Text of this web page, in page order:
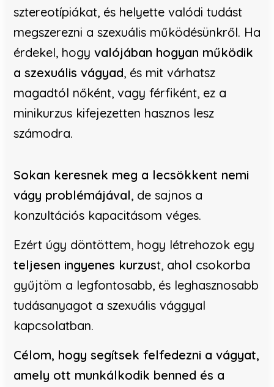
sztereotípiákat, és helyette valódi tudást
megszerezni a szexuális működésünkről. Ha
érdekel, hogy valójában hogyan működik
a szexuális vágyad, és mit várhatsz
magadtól nőként, vagy férfiként, ez a
minikurzus kifejezetten hasznos lesz
számodra.
Sokan keresnek meg a lecsökkent nemi
vágy problémájával, de sajnos a
konzultációs kapacitásom véges.
Ezért úgy döntöttem, hogy létrehozok egy
teljesen ingyenes kurzust, ahol csokorba
gyűjtöm a legfontosabb, és leghasznosabb
tudásanyagot a szexuális vággyal
kapcsolatban.
Célom, hogy segítsek felfedezni a vágyat,
amely ott munkálkodik benned és a